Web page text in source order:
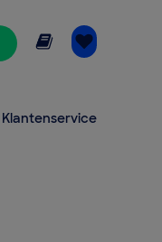
Online lezen
Klantenservice